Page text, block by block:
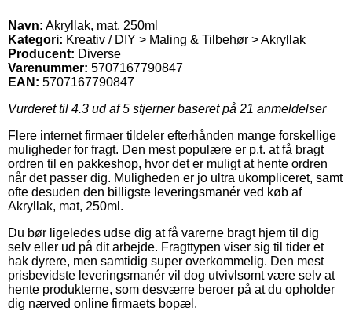
Navn: Akryllak, mat, 250ml
Kategori: Kreativ / DIY > Maling & Tilbehør > Akryllak
Producent: Diverse
Varenummer: 5707167790847
EAN: 5707167790847
Vurderet til 4.3 ud af 5 stjerner baseret på 21 anmeldelser
Flere internet firmaer tildeler efterhånden mange forskellige
muligheder for fragt. Den mest populære er p.t. at få bragt
ordren til en pakkeshop, hvor det er muligt at hente ordren
når det passer dig. Muligheden er jo ultra ukompliceret, samt
ofte desuden den billigste leveringsmanér ved køb af
Akryllak, mat, 250ml.
Du bør ligeledes udse dig at få varerne bragt hjem til dig
selv eller ud på dit arbejde. Fragttypen viser sig til tider et
hak dyrere, men samtidig super overkommelig. Den mest
prisbevidste leveringsmanér vil dog utvivlsomt være selv at
hente produkterne, som desværre beroer på at du opholder
dig nærved online firmaets bopæl.